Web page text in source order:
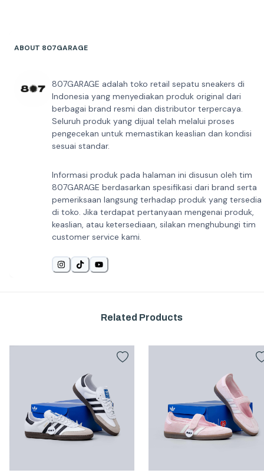
ABOUT 807GARAGE
807GARAGE adalah toko retail sepatu sneakers di
Indonesia yang menyediakan produk original dari
berbagai brand resmi dan distributor terpercaya.
Seluruh produk yang dijual telah melalui proses
pengecekan untuk memastikan keaslian dan kondisi
sesuai standar.
Informasi produk pada halaman ini disusun oleh tim
807GARAGE berdasarkan spesifikasi dari brand serta
pemeriksaan langsung terhadap produk yang tersedia
di toko. Jika terdapat pertanyaan mengenai produk,
keaslian, atau ketersediaan, silakan menghubungi tim
customer service kami.
Related Products